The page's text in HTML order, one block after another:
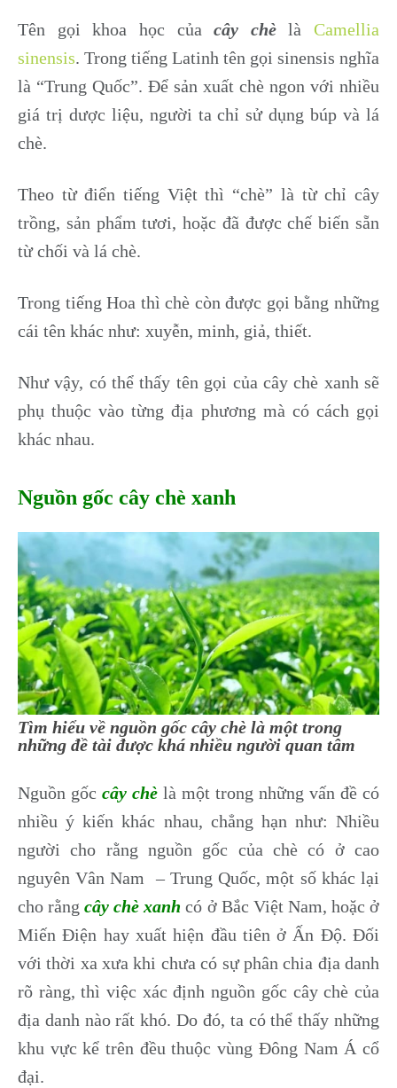
Tên gọi khoa học củacây chèlà Camellia
sinensis. Trong tiếng Latinh tên gọi sinensis nghĩa
là “Trung Quốc”. Để sản xuất chè ngon với nhiều
giá trị dược liệu, người ta chỉ sử dụng búp và lá
chè.
Theo từ điển tiếng Việt thì “chè” là từ chỉ cây
trồng, sản phẩm tươi, hoặc đã được chế biến sẵn
từ chối và lá chè.
Trong tiếng Hoa thì chè còn được gọi bằng những
cái tên khác như: xuyễn, minh, giả, thiết.
Như vậy, có thể thấy tên gọi của cây chè xanh sẽ
phụ thuộc vào từng địa phương mà có cách gọi
khác nhau.
Nguồn gốc cây chè xanh
Tìm hiểu về nguồn gốc cây chè là một trong
những đề tài được khá nhiều người quan tâm
Nguồn gốc cây chè là một trong những vấn đề có
nhiều ý kiến khác nhau, chẳng hạn như: Nhiều
người cho rằng nguồn gốc của chè có ở cao
nguyên Vân Nam – Trung Quốc, một số khác lại
cho rằngcây chè xanh có ở Bắc Việt Nam, hoặc ở
Miến Điện hay xuất hiện đầu tiên ở Ấn Độ. Đối
với thời xa xưa khi chưa có sự phân chia địa danh
rõ ràng, thì việc xác định nguồn gốc cây chè của
địa danh nào rất khó. Do đó, ta có thể thấy những
khu vực kể trên đều thuộc vùng Đông Nam Á cổ
đại.